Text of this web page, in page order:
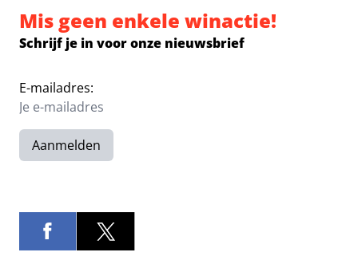
Mis geen enkele winactie!
Schrijf je in voor onze nieuwsbrief
E-mailadres:
Aanmelden